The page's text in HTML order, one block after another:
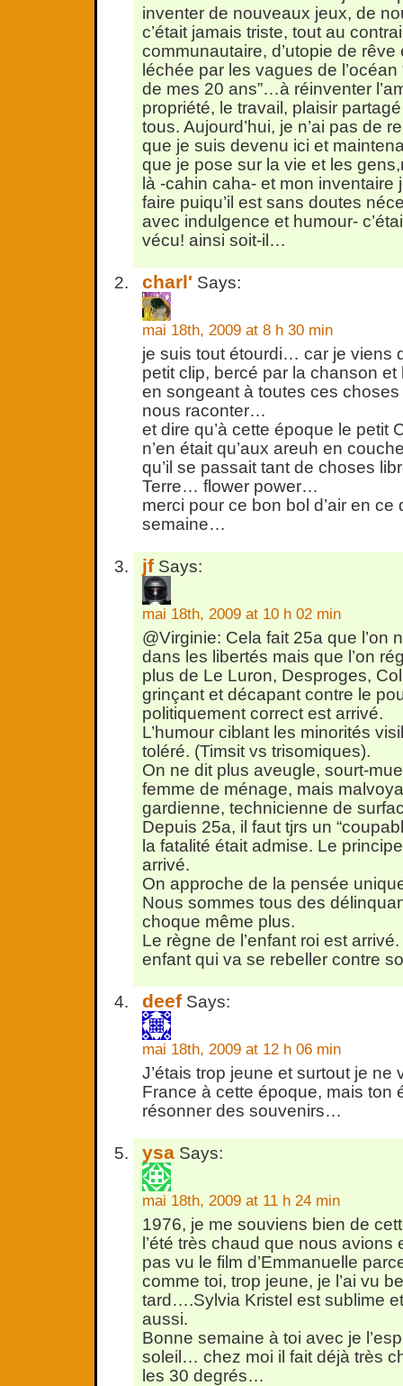
inventer de nouveaux jeux, de
c’était jamais triste, tout au
communautaire, d’utopie de
léchée par les vagues de l’océan
de mes 20 ans”…à réinventer
propriété, le travail, plaisir
tous. Aujourd’hui, je n’ai pas de
que je suis devenu ici et
que je pose sur la vie et les
là -cahin caha- et mon inventaire
faire puiqu’il est sans doutes
avec indulgence et humour-
vécu! ainsi soit-il…
charl' Says:
mai 18th, 2009 at 8 h 30 min
je suis tout étourdi… car je viens
petit clip, bercé par la chanson et
en songeant à toutes ces
nous raconter…
et dire qu’à cette époque le petit
n’en était qu’aux areuh en
qu’il se passait tant de choses
Terre… flower power…
merci pour ce bon bol d’air en ce
semaine…
jf Says:
mai 18th, 2009 at 10 h 02 min
@Virginie: Cela fait 25a que l’on
dans les libertés mais que l’on
plus de Le Luron, Desproges,
grinçant et décapant contre le
politiquement correct est arrivé.
L’humour ciblant les minorités
toléré. (Timsit vs trisomiques).
On ne dit plus aveugle, sourt-
femme de ménage, mais
gardienne, technicienne de
Depuis 25a, il faut tjrs un
la fatalité était admise. Le
arrivé.
On approche de la pensée
Nous sommes tous des
choque même plus.
Le règne de l’enfant roi est
enfant qui va se rebeller contre
deef Says:
mai 18th, 2009 at 12 h 06 min
J’étais trop jeune et surtout je ne
France à cette époque, mais ton
résonner des souvenirs…
ysa Says:
mai 18th, 2009 at 11 h 24 min
1976, je me souviens bien de
l’été très chaud que nous avions
pas vu le film d’Emmanuelle
comme toi, trop jeune, je l’ai vu
tard….Sylvia Kristel est sublime
aussi.
Bonne semaine à toi avec je
soleil… chez moi il fait déjà très
les 30 degrés…